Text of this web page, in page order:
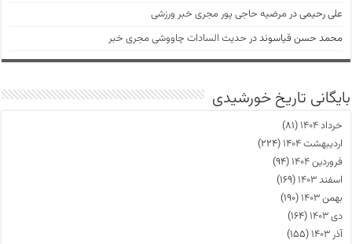
علی رحیمیدرمرضیه حاجی پور مجری خبر ورزشی
محمد حسن قیاسونددر حدیث السادات چاووشی مجری خبر
بایگانی تاریخ خورشیدی
خرداد ۱۴۰۴
(۸۱)
اردیبهشت ۱۴۰۴
(۲۲۴)
فروردین ۱۴۰۴
(۹۴)
اسفند ۱۴۰۳
(۱۶۹)
بهمن ۱۴۰۳
(۱۹۰)
دی ۱۴۰۳
(۱۶۴)
آذر ۱۴۰۳
(۱۵۵)